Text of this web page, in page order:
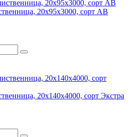
20х95х3000, сорт АВ
20х140х4000, сорт Экстра